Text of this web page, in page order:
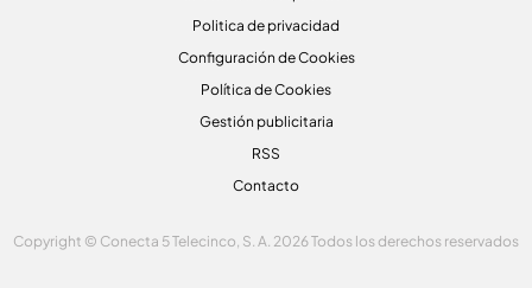
Politica de privacidad
Configuración de Cookies
Política de Cookies
Gestión publicitaria
RSS
Contacto
Copyright © Conecta 5 Telecinco, S. A. 2026 Todos los derechos reservados